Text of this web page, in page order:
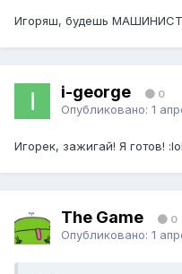
Игоряш, будешь
i-george 0
Опубликовано: 1
Игорек, зажигай! Я готов!
The Game 0
Опубликовано: 1